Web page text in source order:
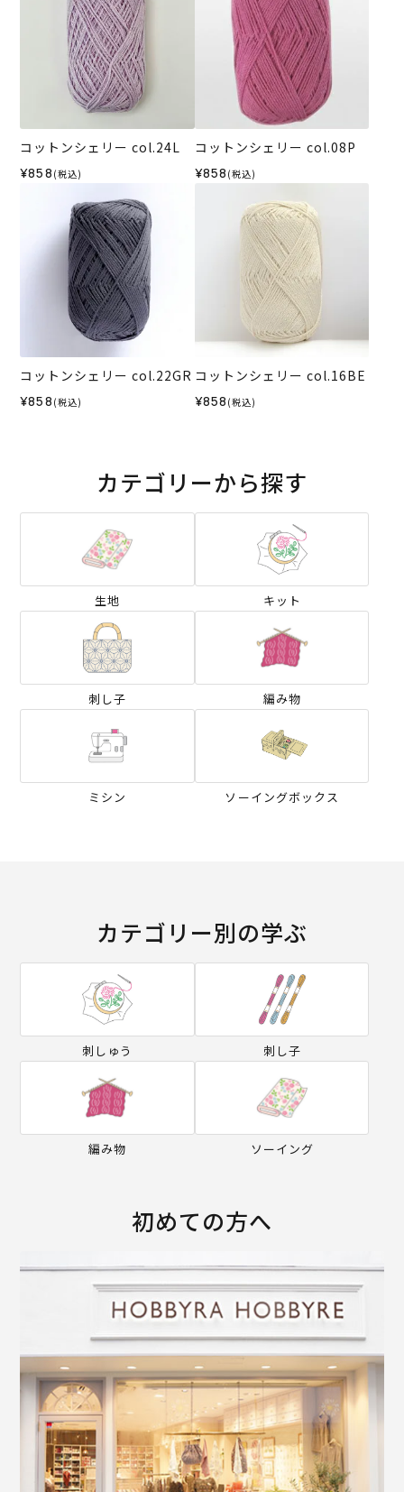
コットンシェリー col.24L
¥858 (税込)
コットンシェリー col.08P
¥858 (税込)
コットンシェリー col.22GR
¥858 (税込)
コットンシェリー col.16BE
¥858 (税込)
カテゴリーから探す
生地 キット
刺し子 編み物
ミシン ソーイングボックス
カテゴリー別の学ぶ
刺しゅう 刺し子
編み物 ソーイング
初めての方へ